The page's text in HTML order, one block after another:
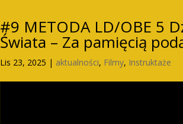
#9 METODA LD/OBE 5
Świata – Za pamięcią
Lis 23, 2025 | aktualności, Filmy, Instruktaże